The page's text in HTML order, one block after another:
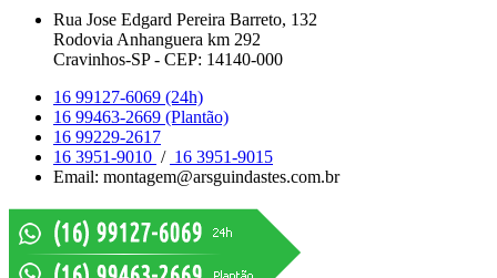
Rua Jose Edgard Pereira Barreto, 132
Rodovia Anhanguera km 292
Cravinhos-SP - CEP: 14140-000
16 99127-6069 (24h)
16 99463-2669 (Plantão)
16 99229-2617
16 3951-9010 / 16 3951-9015
Email: montagem@arsguindastes.com.br